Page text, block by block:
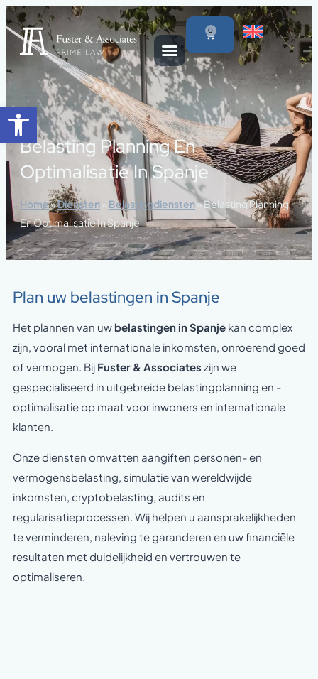
Open toolbar
content
0
Belasting Planning En
Optimalisatie In Spanje
Home»Diensten» Belastingdiensten»Belasting Planning
En Optimalisatie In Spanje
Plan uw belastingen in Spanje
Het plannen van uw belastingen in Spanje kan complex
zijn, vooral met internationale inkomsten, onroerend goed
of vermogen. Bij Fuster & Associates zijn we
gespecialiseerd in uitgebreide belastingplanning en -
optimalisatie op maat voor inwoners en internationale
klanten.
Onze diensten omvatten aangiften personen- en
vermogensbelasting, simulatie van wereldwijde
inkomsten, cryptobelasting, audits en
regularisatieprocessen. Wij helpen u aansprakelijkheden
te verminderen, naleving te garanderen en uw financiële
resultaten met duidelijkheid en vertrouwen te
optimaliseren.